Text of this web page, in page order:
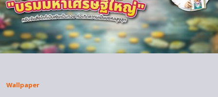
Wallpaper